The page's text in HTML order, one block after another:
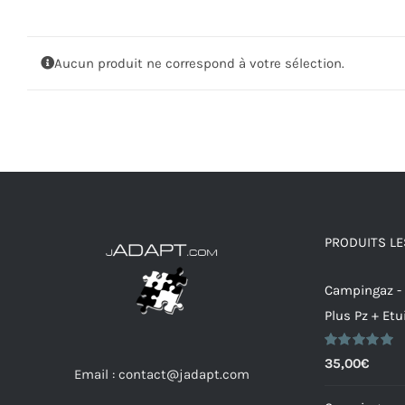
Aucun produit ne correspond à votre sélection.
Email : contact@jadapt.com
PRODUITS
Campingaz
Plus Pz + Etui
Note5.00
sur 5
35,00€